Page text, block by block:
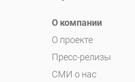
О компании
О проекте
Пресс-релизы
СМИ о нас